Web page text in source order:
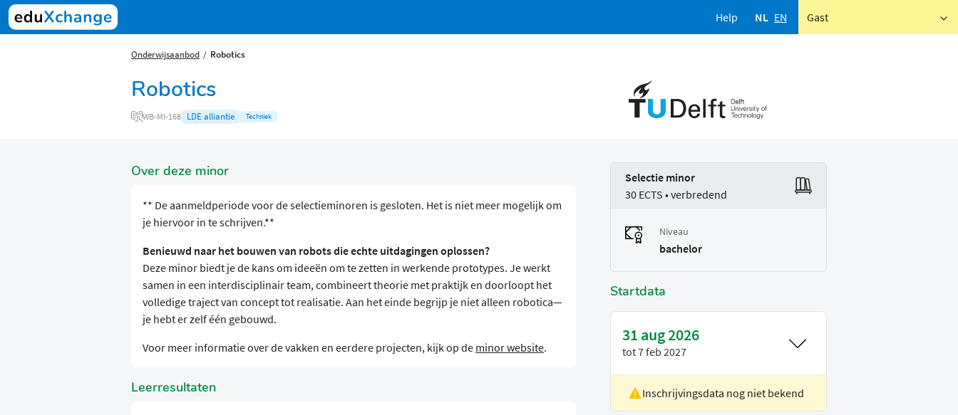
Help NL EN Gast
Onderwijsaanbod Robotics
Robotics
WB-MI-168 LDE alliantie Techniek
Over deze minor
** De aanmeldperiode voor de selectieminoren is gesloten. Het is niet meer mogelijk om
je hiervoor in te schrijven.**
Benieuwd naar het bouwen van robots die echte uitdagingen oplossen?
Deze minor biedt je de kans om ideeën om te zetten in werkende prototypes. Je werkt
samen in een interdisciplinair team, combineert theorie met praktijk en doorloopt het
volledige traject van concept tot realisatie. Aan het einde begrijp je niet alleen robotica—
je hebt er zelf één gebouwd.
Voor meer informatie over de vakken en eerdere projecten, kijk op de minor website.
Leerresultaten
Selectie minor
30 ECTS • verbredend
Niveau
bachelor
Startdata
31 aug 2026
tot7 feb 2027
Locatie
Delft
Inschrijvingsdata nog niet bekend